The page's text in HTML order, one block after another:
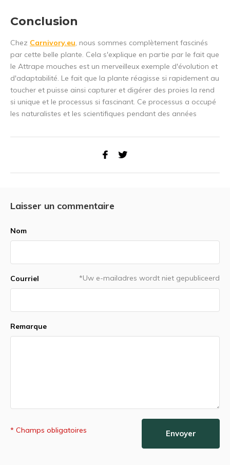
Conclusion
Chez Carnivory.eu, nous sommes complètement fascinés
par cette belle plante. Cela s'explique en partie par le fait que
le Attrape mouches est un merveilleux exemple d'évolution et
d'adaptabilité. Le fait que la plante réagisse si rapidement au
toucher et puisse ainsi capturer et digérer des proies la rend
si unique et le processus si fascinant. Ce processus a occupé
les naturalistes et les scientifiques pendant des années
Laisser un commentaire
Nom
Courriel *Uw e-mailadres wordt niet gepubliceerd
Remarque
* Champs obligatoires Envoyer